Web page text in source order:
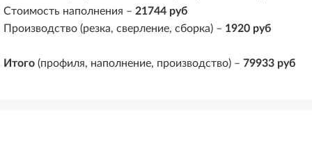
Стоимость наполнения – 21744 руб
Производство (резка, сверление, сборка) – 1920 руб
Итого (профиля, наполнение, производство) – 79933 руб